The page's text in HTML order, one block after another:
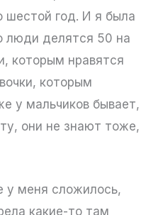
шестой год. И я была
люди делятся 50 на
которым нравятся
которым
у мальчиков бывает,
они не знают тоже,
у меня сложилось,
какие-то там